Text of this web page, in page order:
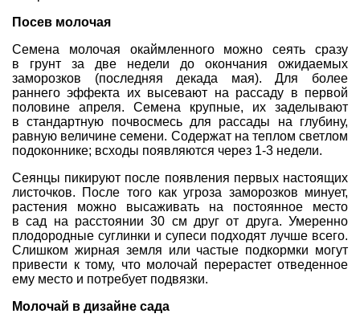
Посев молочая
Семена молочая окаймленного можно сеять сразу
в грунт за две недели до окончания ожидаемых
заморозков (последняя декада мая). Для более
раннего эффекта их высевают на рассаду в первой
половине апреля. Семена крупные, их заделывают
в стандартную почвосмесь для рассады на глубину,
равную величине семени. Содержат на теплом светлом
подоконнике; всходы появляются через 1-3 недели.
Сеянцы пикируют после появления первых настоящих
листочков. После того как угроза заморозков минует,
растения можно высаживать на постоянное место
в сад на расстоянии 30 см друг от друга. Умеренно
плодородные суглинки и супеси подходят лучше всего.
Слишком жирная земля или частые подкормки могут
привести к тому, что молочай перерастет отведенное
ему место и потребует подвязки.
Молочай в дизайне сада